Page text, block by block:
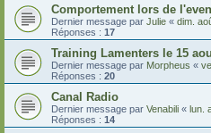
Comportement lors de
Dernier message par Julie « dim.
Réponses : 17
Training Lamenters le 15
Dernier message par Morpheus «
Réponses : 20
Canal Radio
Dernier message par Venabili « lun.
Réponses : 14